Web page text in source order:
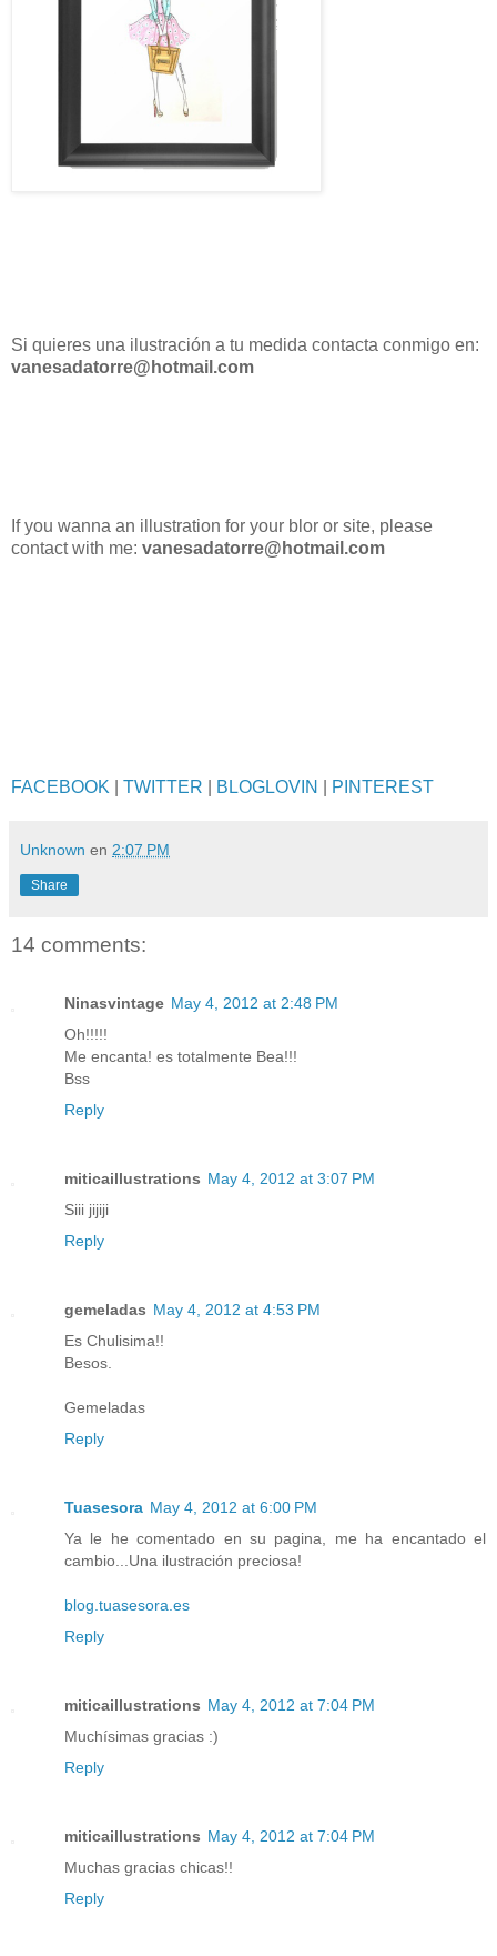
Si quieres una ilustración a tu medida contacta conmigo en:
vanesadatorre@hotmail.com
If you wanna an illustration for your blor or site, please
contact with me: vanesadatorre@hotmail.com
FACEBOOK TWITTER BLOGLOVIN PINTEREST
Unknown en 2:07 PM
Share
14 comments:
Ninasvintage May 4, 2012 at 2:48 PM
Oh!!!!!
Me encanta! es totalmente Bea!!!
Bss
Reply
miticaillustrations May 4, 2012 at 3:07 PM
Siii jijiji
Reply
gemeladas May 4, 2012 at 4:53 PM
Es Chulisima!!
Besos.
Gemeladas
Reply
Tuasesora May 4, 2012 at 6:00 PM
Ya le he comentado en su pagina, me ha encantado el
cambio...Una ilustración preciosa!
blog.tuasesora.es
Reply
miticaillustrations May 4, 2012 at 7:04 PM
Muchísimas gracias :)
Reply
miticaillustrations May 4, 2012 at 7:04 PM
Muchas gracias chicas!!
Reply